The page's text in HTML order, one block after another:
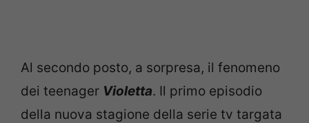
Al secondo posto, a sorpresa, il fenomeno
dei teenager Violetta. Il primo episodio
della nuova stagione della serie tv targata